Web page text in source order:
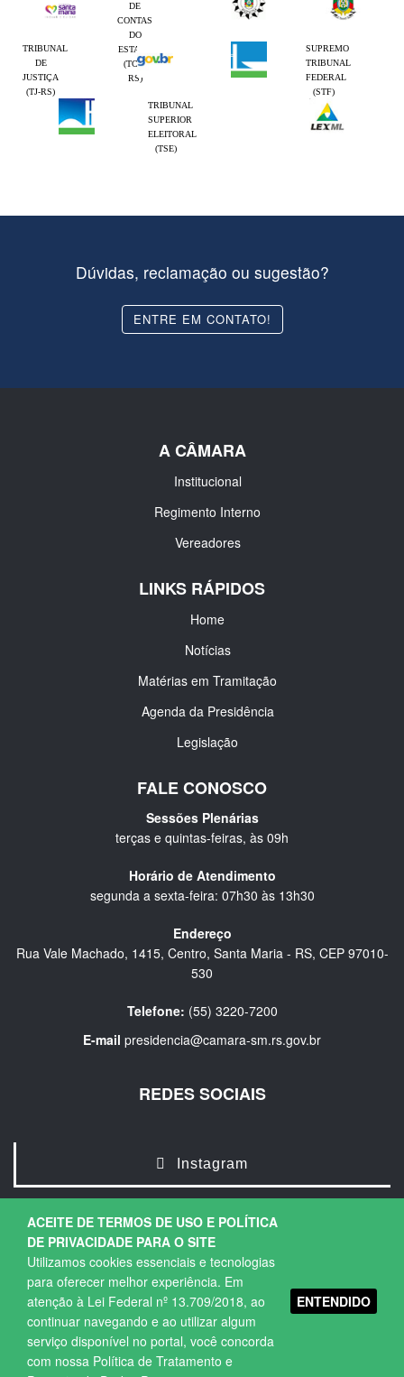
ACEITE DE TERMOS DE USO E POLÍTICA
DE PRIVACIDADE PARA O SITE
Utilizamos cookies essenciais e tecnologias
para oferecer melhor experiência. Em
atenção à Lei Federal nº 13.709/2018, ao
continuar navegando e ao utilizar algum
serviço disponível no portal, você concorda
com nossa Política de Tratamento e
ENTENDIDO
DE
CONTAS
DO
ESTADO
(TCE-
RS)
TRIBUNAL
DE
JUSTIÇA
(TJ-RS)
SUPREMO
TRIBUNAL
FEDERAL
(STF)
TRIBUNAL
SUPERIOR
ELEITORAL
(TSE)
Dúvidas, reclamação ou sugestão?
ENTRE EM CONTATO!
A CÂMARA
Institucional
Regimento Interno
Vereadores
LINKS RÁPIDOS
Home
Notícias
Matérias em Tramitação
Agenda da Presidência
Legislação
FALE CONOSCO
Sessões Plenárias
terças e quintas-feiras, às 09h
Horário de Atendimento
segunda a sexta-feira: 07h30 às 13h30
Endereço
Rua Vale Machado, 1415, Centro, Santa Maria - RS, CEP 97010-
530
Telefone: (55) 3220-7200
E-mail presidencia@camara-sm.rs.gov.br
REDES SOCIAIS
Instagram
Copyright © 2026. Todos os direitos Reservados.
Política de Privacidade |Termos de Uso